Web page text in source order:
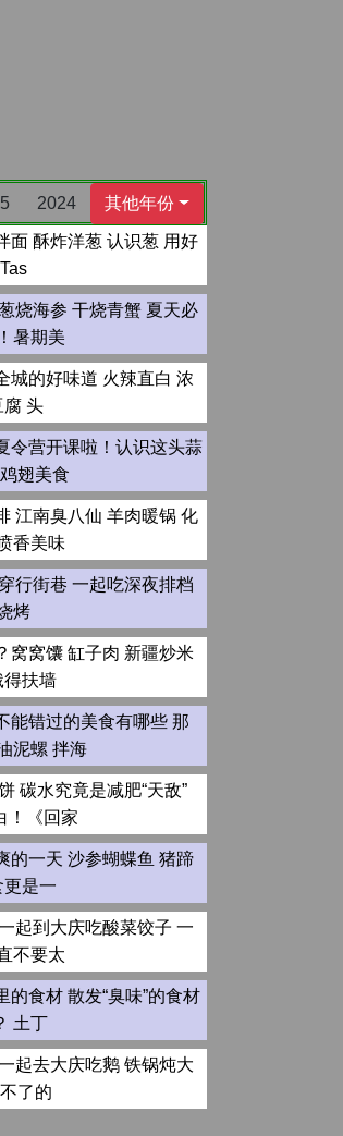
2024 其他年份
面 酥炸洋葱 认识葱 用好
烧海参 干烧青蟹 夏天必
暑期美
城的好味道 火辣直白 浓
腐 头
令营开课啦！认识这头蒜
翅美食
江南臭八仙 羊肉暖锅 化
香美味
行街巷 一起吃深夜排档
烤
窝窝馕 缸子肉 新疆炒米
得扶墙
能错过的美食有哪些 那
泥螺 拌海
碳水究竟是减肥“天敌”
！《回家
的一天 沙参蝴蝶鱼 猪蹄
是一
起到大庆吃酸菜饺子 一
不要太
的食材 散发“臭味”的食材
土丁
起去大庆吃鹅 铁锅炖大
了的